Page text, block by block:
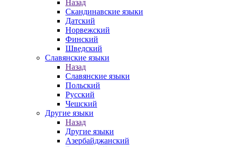
Назад
Скандинавские языки
Датский
Норвежский
Финский
Шведский
Славянские языки
Назад
Славянские языки
Польский
Русский
Чешский
Другие языки
Назад
Другие языки
Азербайджанский